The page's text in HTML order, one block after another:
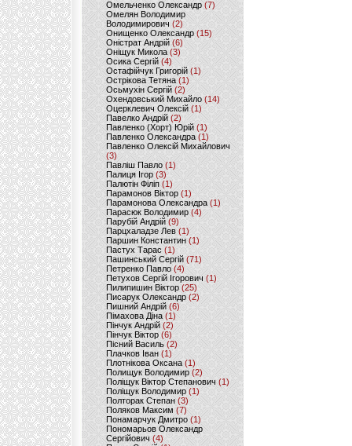
Омельченко Олександр(7)
Омелян Володимир
Володимирович (2)
Онищенко Олександр (15)
Оністрат Андрій (6)
Оніщук Микола (3)
Осика Сергій(4)
Остафійчук Григорій(1)
Острікова Тетяна (1)
Осьмухін Сергій (2)
Охендовський Михайло (14)
Оцерклевич Олексій (1)
Павелко Андрій (2)
Павленко (Хорт) Юрій (1)
Павленко Олександра (1)
Павленко Олексій Михайлович
(3)
Павліш Павло(1)
Палиця Ігор (3)
Палютін Філіп(1)
Парамонов Віктор (1)
Парамонова Олександра(1)
Парасюк Володимир(4)
Парубій Андрій (9)
Парцхаладзе Лев (1)
Паршин Константин(1)
Пастух Тарас (1)
Пашинський Сергій (71)
Петренко Павло (4)
Петухов Сергій Ігорович (1)
Пилипишин Віктор(25)
Писарук Олександр(2)
Пишний Андрій (6)
Пімахова Діна(1)
Пінчук Андрій(2)
Пінчук Віктор (6)
Пісний Василь (2)
Плачков Іван(1)
Плотнікова Оксана (1)
Полищук Володимир(2)
Поліщук Віктор Степанович(1)
Поліщук Володимир (1)
Полторак Степан(3)
Поляков Максим (7)
Понамарчук Дмитро (1)
Пономарьов Олександр
Сергійович(4)